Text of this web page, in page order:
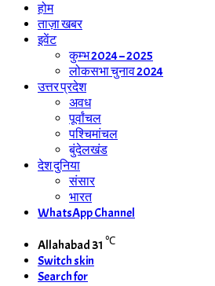
होम
ताज़ा खबर
इवेंट
कुम्भ 2024 – 2025
लोकसभा चुनाव 2024
उत्तर प्रदेश
अवध
पूर्वांचल
पश्चिमांचल
बुंदेलखंड
देश दुनिया
संसार
भारत
WhatsApp Channel
Allahabad31 ℃
Switch skin
Search for